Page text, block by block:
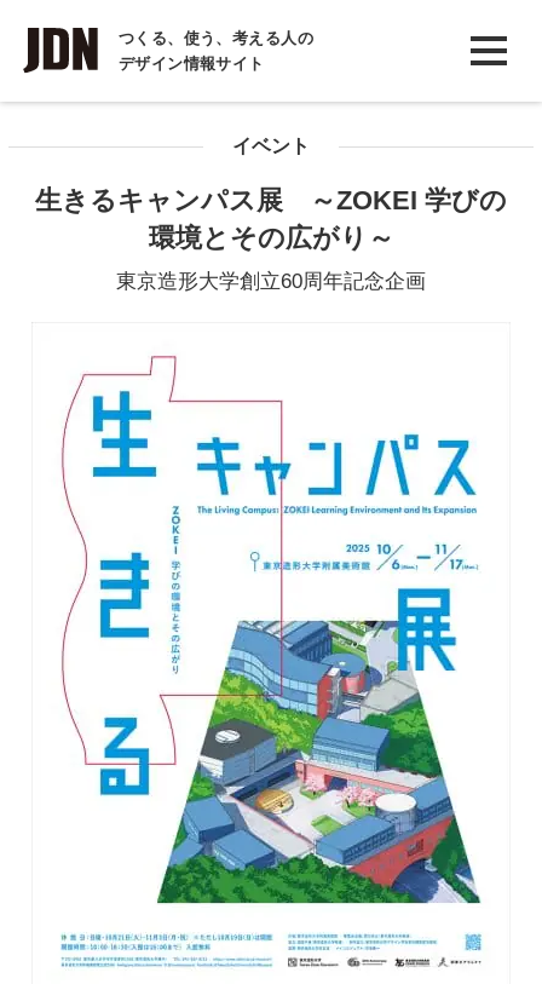
つくる、使う、考える人の
デザイン情報サイト
INTERVIEW
インタビュー
COLUMN
イベント
生きるキャンパス展 ～ZOKEI 学びの
環境とその広がり～
東京造形大学創立60周年記念企画